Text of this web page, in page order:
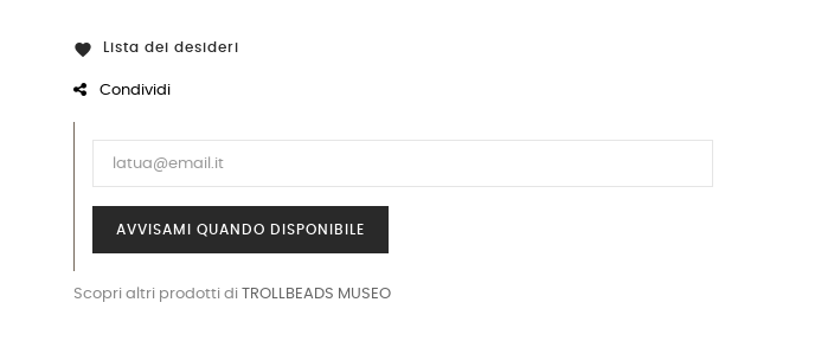
 Lista dei desideri
Condividi
AVVISAMI QUANDO DISPONIBILE
Scopri altri prodotti di TROLLBEADS MUSEO